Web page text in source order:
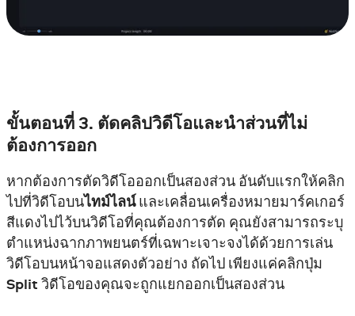
ขั้นตอนที่ 3. ตัดคลิปวิดีโอและนำส่วนที่ไม่
ต้องการออก
หากต้องการตัดวิดีโอออกเป็นสองส่วน อันดับแรกให้คลิก
ไปที่วิดีโอบนไทม์ไลน์และเคลื่อนเครื่องหมายมาร์คเกอร์
สีแดงไปไว้บนวิดีโอที่คุณต้องการตัด คุณยังสามารถระบุ
ตำแหน่งฉากภาพยนตร์ที่เฉพาะเจาะจงได้ด้วยการเล่น
วิดีโอบนหน้าจอแสดงตัวอย่าง ถัดไป เพียงแค่คลิกปุ่ม
Split วิดีโอของคุณจะถูกแยกออกเป็นสองส่วน